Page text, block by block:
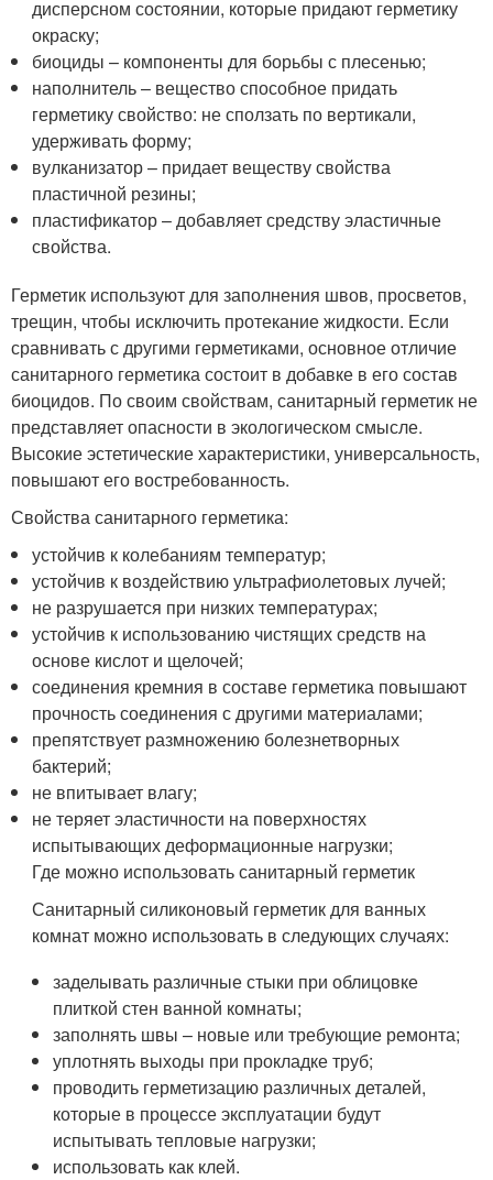
дисперсном состоянии, которые придают герметику
окраску;
биоциды – компоненты для борьбы с плесенью;
наполнитель – вещество способное придать
герметику свойство: не сползать по вертикали,
удерживать форму;
вулканизатор – придает веществу свойства
пластичной резины;
пластификатор – добавляет средству эластичные
свойства.
Герметик используют для заполнения швов, просветов,
трещин, чтобы исключить протекание жидкости. Если
сравнивать с другими герметиками, основное отличие
санитарного герметика состоит в добавке в его состав
биоцидов. По своим свойствам, санитарный герметик не
представляет опасности в экологическом смысле.
Высокие эстетические характеристики, универсальность,
повышают его востребованность.
Свойства санитарного герметика:
устойчив к колебаниям температур;
устойчив к воздействию ультрафиолетовых лучей;
не разрушается при низких температурах;
устойчив к использованию чистящих средств на
основе кислот и щелочей;
соединения кремния в составе герметика повышают
прочность соединения с другими материалами;
препятствует размножению болезнетворных
бактерий;
не впитывает влагу;
не теряет эластичности на поверхностях
испытывающих деформационные нагрузки;
Где можно использовать санитарный герметик
Санитарный силиконовый герметик для ванных
комнат можно использовать в следующих случаях:
заделывать различные стыки при облицовке
плиткой стен ванной комнаты;
заполнять швы – новые или требующие ремонта;
уплотнять выходы при прокладке труб;
проводить герметизацию различных деталей,
которые в процессе эксплуатации будут
испытывать тепловые нагрузки;
использовать как клей.